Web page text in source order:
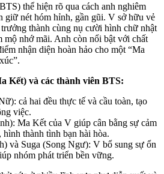
thể hiện rõ qua cách anh nghiêm
giữ nét hóm hỉnh, gần gũi. V sở hữu vẻ
thành cùng nụ cười hình chữ nhật
mộ nhớ mãi. Anh còn nổi bật với chất
nhận diện hoàn hảo cho một “Ma
Kết) và các thành viên BTS:
cả hai đều thực tế và cầu toàn, tạo
việc.
Ma Kết của V giúp cân bằng sự cảm
thành tình bạn hài hòa.
và Suga (Song Ngư): V bổ sung sự ổn
nhóm phát triển bền vững.